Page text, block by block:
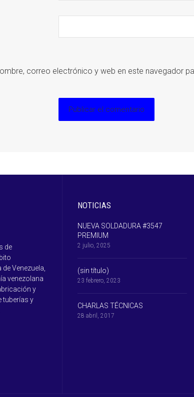
correo electrónico y web en este navegador
de
Venezuela,
venezolana
y
tuberías y
NOTICIAS
NUEVA SOLDADURA #3547
PREMIUM
2 julio, 2025
(sin título)
23 febrero, 2023
CHARLAS TÉCNICAS
28 abril, 2017